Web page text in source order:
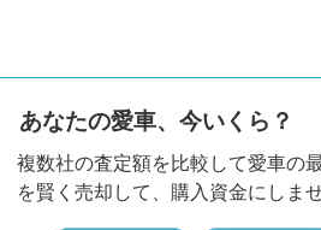
あなたの愛車、今いくら？
複数社の査定額を比較して愛車の
を賢く売却して、購入資金にしま